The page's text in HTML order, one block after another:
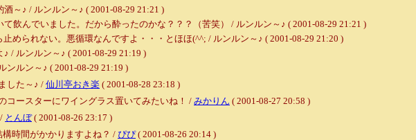
～♪ / ルンルン～♪ ( 2001-08-29 21:21 )
飲んでいました。だから酔ったのかな？？？（苦笑） / ルンルン～♪ ( 2001-08-29 21:21 )
られない。悪循環なんですよ・・・とほほ(^^; / ルンルン～♪ ( 2001-08-29 21:20 )
/ ルンルン～♪ ( 2001-08-29 21:19 )
ルン～♪ ( 2001-08-29 21:19 )
した～♪ / 仙川亭おき楽 ( 2001-08-28 23:18 )
ースターにワイングラス置いてみたいね！ / みかりん ( 2001-08-27 20:58 )
とんぼ( 2001-08-26 23:17 )
時間がかかりますよね？ / ぴぴ( 2001-08-26 20:14 )